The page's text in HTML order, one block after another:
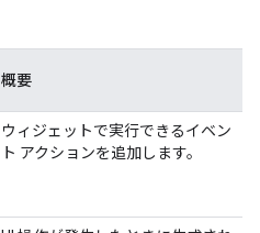
概要
ウィジェットで実行できるイベン
ト アクションを追加します。